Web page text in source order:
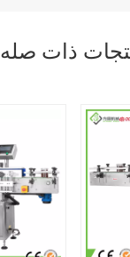
ذات صله